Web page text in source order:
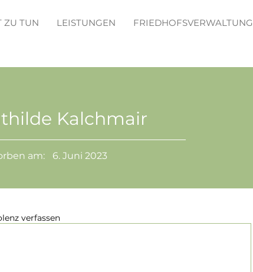
ZU TUN LEISTUNGEN FRIEDHOFSVERWALTUNG
Kalchmair
am: 6. Juni 2023
verfassen